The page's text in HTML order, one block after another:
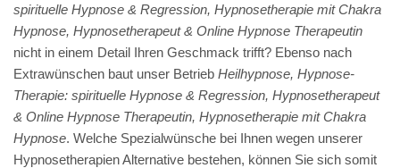
spirituelle Hypnose & Regression, Hypnosetherapie mit Chakra
Hypnose, Hypnosetherapeut & Online Hypnose Therapeutin
nicht in einem Detail Ihren Geschmack trifft? Ebenso nach
Extrawünschen baut unser Betrieb Heilhypnose, Hypnose-
Therapie: spirituelle Hypnose & Regression, Hypnosetherapeut
& Online Hypnose Therapeutin, Hypnosetherapie mit Chakra
Hypnose. Welche Spezialwünsche bei Ihnen wegen unserer
Hypnosetherapien Alternative bestehen, können Sie sich somit